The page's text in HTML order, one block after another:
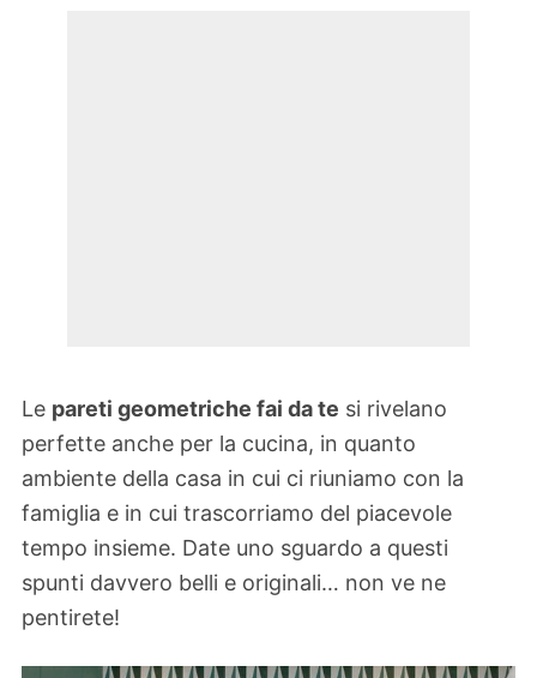
Le pareti geometriche fai da te si rivelano
perfette anche per la cucina, in quanto
ambiente della casa in cui ci riuniamo con la
famiglia e in cui trascorriamo del piacevole
tempo insieme. Date uno sguardo a questi
spunti davvero belli e originali… non ve ne
pentirete!